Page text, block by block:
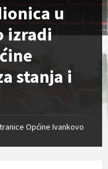
u
izradi
stanja i
Općine Ivankovo